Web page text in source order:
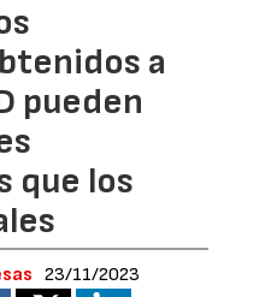
a
pueden
que los
23/11/2023